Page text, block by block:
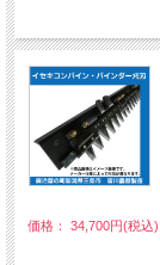
価格： 34,700円(税込)